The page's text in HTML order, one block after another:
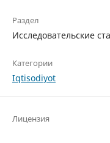
Раздел
Исследовательские
Категории
Iqtisodiyot
Лицензия